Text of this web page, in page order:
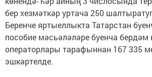
бер хезмәткәр уртача 250
Беренче яртыеллыкта Татарстан
пособие мәсьәләләре буенча бердәм
операторлары тарафыннан 167 335
эшкәртелде.